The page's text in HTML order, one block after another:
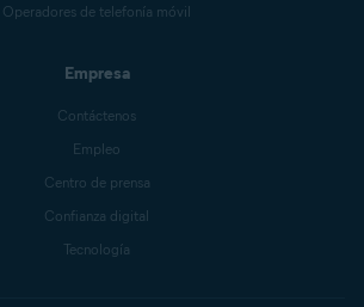
Operadores de telefonía móvil
Empresa
Contáctenos
Empleo
Centro de prensa
Confianza digital
Tecnología